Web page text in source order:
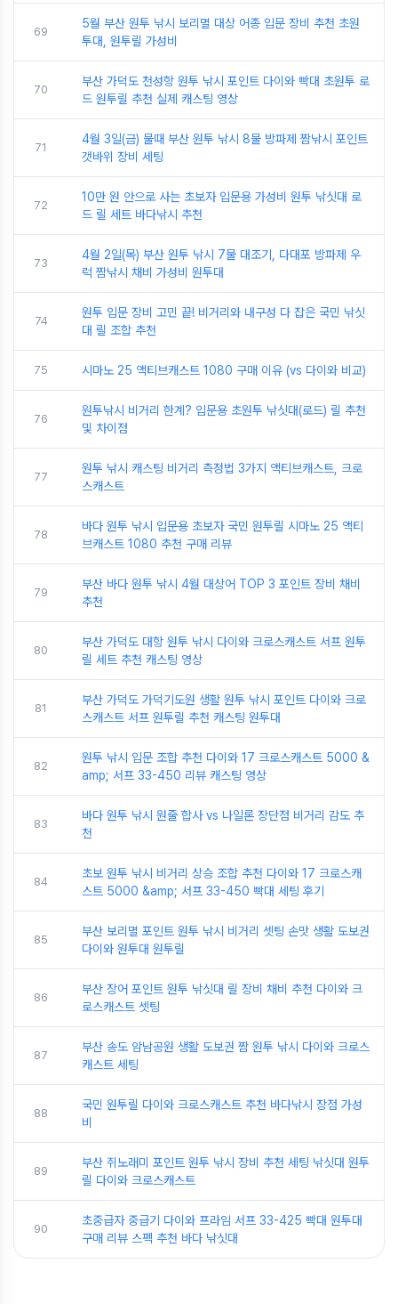
69
5월 부산 원투 낚시 보리멸 대상 어종 입문 장비 추천 초원
투대, 원투릴 가성비
70
부산 가덕도 천성항 원투 낚시 포인트 다이와 빡대 초원투 로
드 원투릴 추천 실제 캐스팅 영상
71
4월 3일(금) 물때 부산 원투 낚시 8물 방파제 짬낚시 포인트
갯바위 장비 세팅
72
10만 원 안으로 사는 초보자 입문용 가성비 원투 낚싯대 로
드 릴 세트 바다낚시 추천
73
4월 2일(목) 부산 원투 낚시 7물 대조기, 다대포 방파제 우
럭 짬낚시 채비 가성비 원투대
74
원투 입문 장비 고민 끝! 비거리와 내구성 다 잡은 국민 낚싯
대 릴 조합 추천
75 시마노 25 액티브캐스트 1080 구매 이유 (vs 다이와 비교)
76
원투낚시 비거리 한계? 입문용 초원투 낚싯대(로드) 릴 추천
및 차이점
77
원투 낚시 캐스팅 비거리 측정법 3가지 액티브캐스트, 크로
스캐스트
78
바다 원투 낚시 입문용 초보자 국민 원투릴 시마노 25 액티
브캐스트 1080 추천 구매 리뷰
79
부산 바다 원투 낚시 4월 대상어 TOP 3 포인트 장비 채비
추천
80
부산 가덕도 대항 원투 낚시 다이와 크로스캐스트 서프 원투
릴 세트 추천 캐스팅 영상
81
부산 가덕도 가덕기도원 생활 원투 낚시 포인트 다이와 크로
스캐스트 서프 원투릴 추천 캐스팅 원투대
82
원투 낚시 입문 조합 추천 다이와 17 크로스캐스트 5000 &
amp; 서프 33-450 리뷰 캐스팅 영상
83
바다 원투 낚시 원줄 합사 vs 나일론 장단점 비거리 감도 추
천
84
초보 원투 낚시 비거리 상승 조합 추천 다이와 17 크로스캐
스트 5000 &amp; 서프 33-450 빡대 세팅 후기
85
부산 보리멸 포인트 원투 낚시 비거리 셋팅 손맛 생활 도보권
다이와 원투대 원투릴
86
부산 장어 포인트 원투 낚싯대 릴 장비 채비 추천 다이와 크
로스캐스트 셋팅
87
부산 송도 암남공원 생활 도보권 짬 원투 낚시 다이와 크로스
캐스트 세팅
88
국민 원투릴 다이와 크로스캐스트 추천 바다낚시 장점 가성
비
89
부산 쥐노래미 포인트 원투 낚시 장비 추천 세팅 낚싯대 원투
릴 다이와 크로스캐스트
90
초중급자 중급기 다이와 프라임 서프 33-425 빡대 원투대
구매 리뷰 스펙 추천 바다 낚싯대